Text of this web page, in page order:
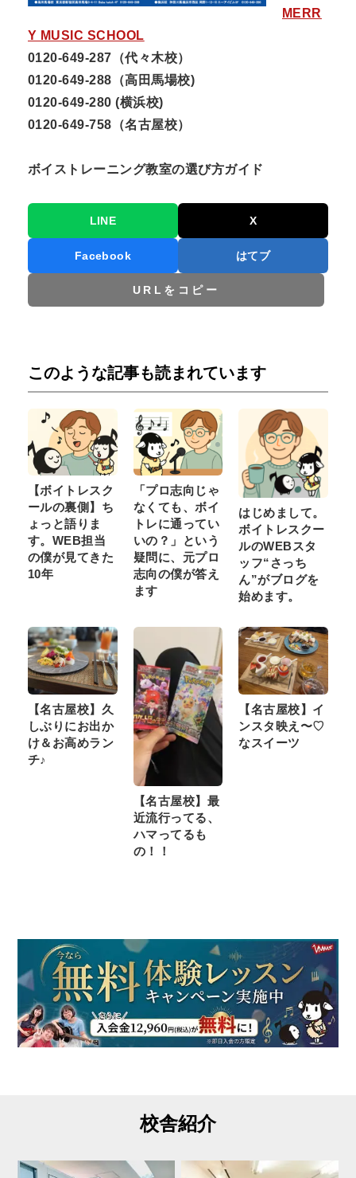
MERR
Y MUSIC SCHOOL
0120-649-287（代々木校）
0120-649-288（高田馬場校)
0120-649-280 (横浜校)
0120-649-758（名古屋校）
ボイストレーニング教室の選び方ガイド
LINE X
Facebook はてブ
URLをコピー
このような記事も読まれています
【ボイトレスク
ールの裏側】ち
ょっと語りま
す。WEB担当
の僕が見てきた
10年
「プロ志向じゃ
なくても、ボイ
トレに通ってい
いの？」という
疑問に、元プロ
志向の僕が答え
ます
はじめまして。
ボイトレスクー
ルのWEBスタ
ッフ“さっち
ん”がブログを
始めます。
【名古屋校】久
しぶりにお出か
け＆お高めラン
チ♪
【名古屋校】最
近流行ってる、
ハマってるも
の！！
【名古屋校】イ
ンスタ映え〜♡
なスイーツ
校舎紹介